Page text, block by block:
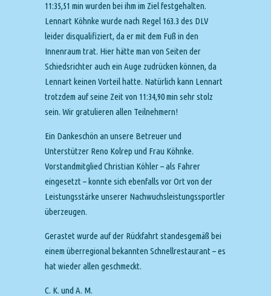
11:35,51 min wurden bei ihm im Ziel festgehalten.
Lennart Köhnke wurde nach Regel 163.3 des DLV
leider disqualifiziert, da er mit dem Fuß in den
Innenraum trat. Hier hätte man von Seiten der
Schiedsrichter auch ein Auge zudrücken können, da
Lennart keinen Vorteil hatte. Natürlich kann Lennart
trotzdem auf seine Zeit von 11:34,90 min sehr stolz
sein. Wir gratulieren allen Teilnehmern!
Ein Dankeschön an unsere Betreuer und
Unterstützer Reno Kolrep und Frau Köhnke.
Vorstandmitglied Christian Köhler – als Fahrer
eingesetzt – konnte sich ebenfalls vor Ort von der
Leistungsstärke unserer Nachwuchsleistungssportler
überzeugen.
Gerastet wurde auf der Rückfahrt standesgemäß bei
einem überregional bekannten Schnellrestaurant – es
hat wieder allen geschmeckt.
C. K. und A. M.